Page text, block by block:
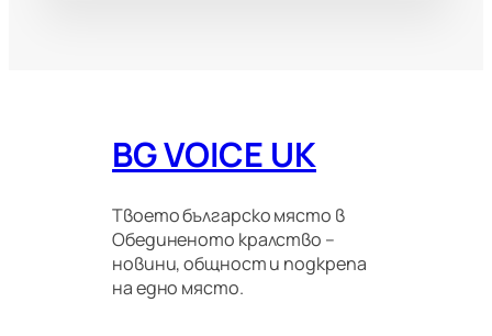
BG VOICE UK
Твоето българско място в
Обединеното кралство –
новини, общност и подкрепа
на едно място.